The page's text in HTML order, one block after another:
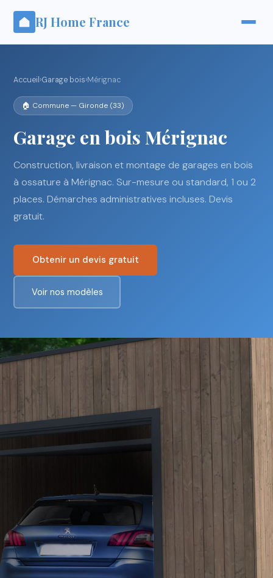
RJ Home France
Accueil ›Garage bois›Mérignac
🏠 Commune — Gironde (33)
Garage en bois Mérignac
Construction, livraison et montage de garages en bois
à ossature à Mérignac. Sur-mesure ou standard, 1 ou 2
places. Démarches administratives incluses. Devis
gratuit.
Obtenir un devis gratuit
Voir nos modèles